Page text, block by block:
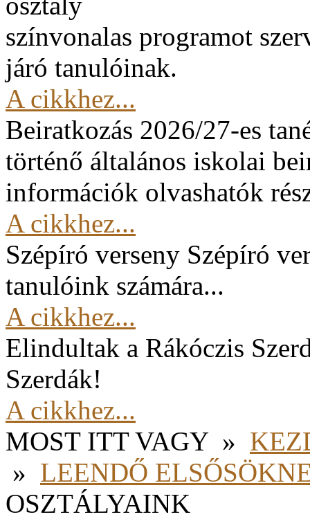
színvonalas programot
járó tanulóinak.
A cikkhez...
Beiratkozás 2026/27-es
történő általános iskolai
információk olvashatók
A cikkhez...
Szépíró verseny Szépíró
tanulóink számára...
A cikkhez...
Elindultak a Rákóczis
Szerdák!
A cikkhez...
MOST ITT VAGY »
» LEENDŐ
OSZTÁLYAINK